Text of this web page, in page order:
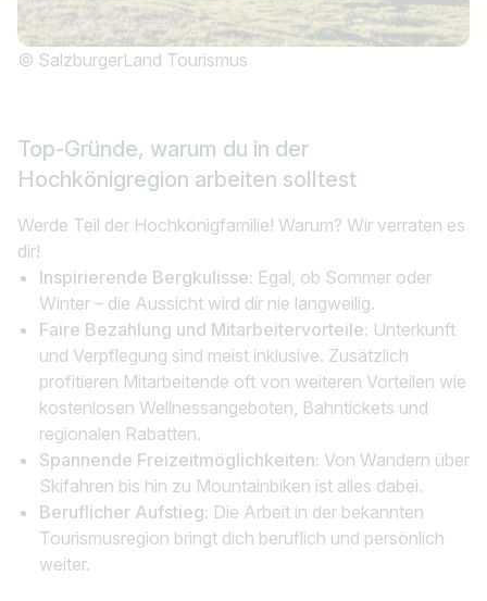
© SalzburgerLand Tourismus
Top-Gründe, warum du in der
Hochkönigregion arbeiten solltest
Werde Teil der Hochkönigfamilie! Warum? Wir verraten es
dir!
Inspirierende Bergkulisse: Egal, ob Sommer oder
Winter – die Aussicht wird dir nie langweilig.
Faire Bezahlung und Mitarbeitervorteile: Unterkunft
und Verpflegung sind meist inklusive. Zusätzlich
profitieren Mitarbeitende oft von weiteren Vorteilen wie
kostenlosen Wellnessangeboten, Bahntickets und
regionalen Rabatten.
Spannende Freizeitmöglichkeiten: Von Wandern über
Skifahren bis hin zu Mountainbiken ist alles dabei.
Beruflicher Aufstieg: Die Arbeit in der bekannten
Tourismusregion bringt dich beruflich und persönlich
weiter.